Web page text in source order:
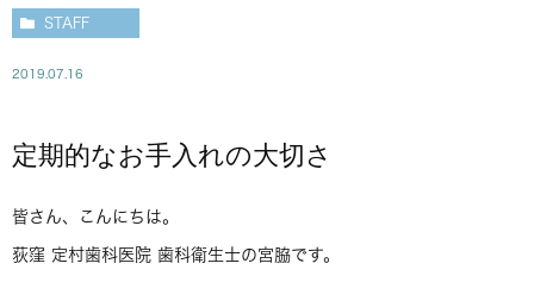
STAFF
2019.07.16
定期的なお手入れの大切さ
皆さん、こんにちは。
荻窪 定村歯科医院 歯科衛生士の宮脇です。